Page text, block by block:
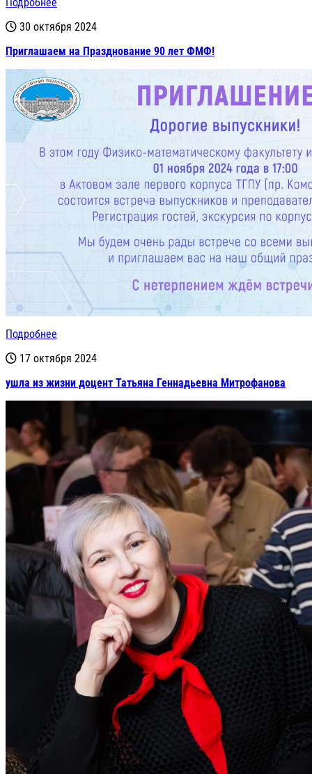
30 октября 2024
Приглашаем на Празднование 90 лет ФМФ!
Подробнее
17 октября 2024
ушла из жизни доцент Татьяна Геннадьевна Митрофанова